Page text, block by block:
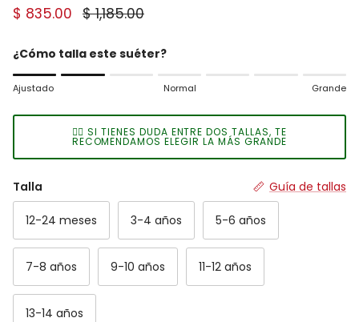
Precio de venta
$ 835.00 Precio normal
$ 1,185.00
¿Cómo talla este suéter?
Rating of 1 means Ajustado.
Rating of 7 means Grande.
The rating of this product for "" is 2.
Ajustado Normal Grande
👉🏻 SI TIENES DUDA ENTRE DOS TALLAS, TE
RECOMENDAMOS ELEGIR LA MÁS GRANDE
Talla Guía de tallas
12-24 meses 3-4 años 5-6 años
7-8 años 9-10 años 11-12 años
13-14 años